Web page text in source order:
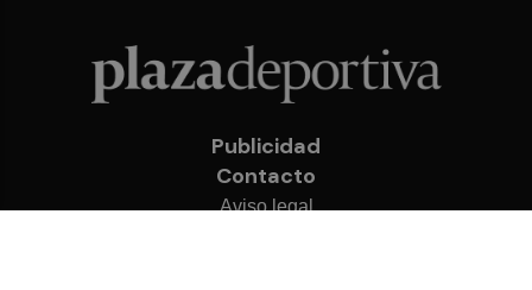
Publicidad
Contacto
Aviso legal